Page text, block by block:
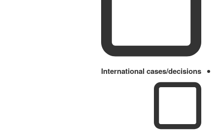
International cases/decisions